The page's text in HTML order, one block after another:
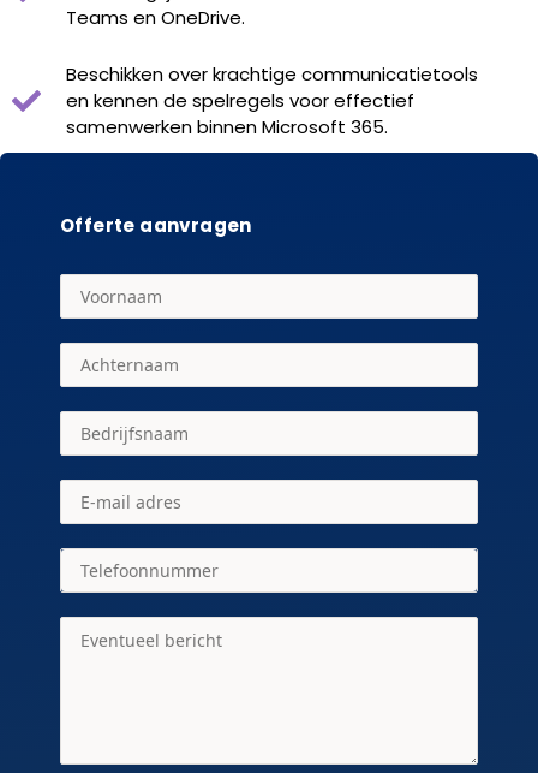
Teams en OneDrive.
Beschikken over krachtige communicatietools
en kennen de spelregels voor effectief
samenwerken binnen Microsoft 365.
Offerte aanvragen